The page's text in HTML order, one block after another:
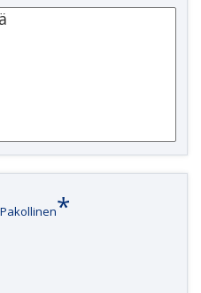
Pakollinen